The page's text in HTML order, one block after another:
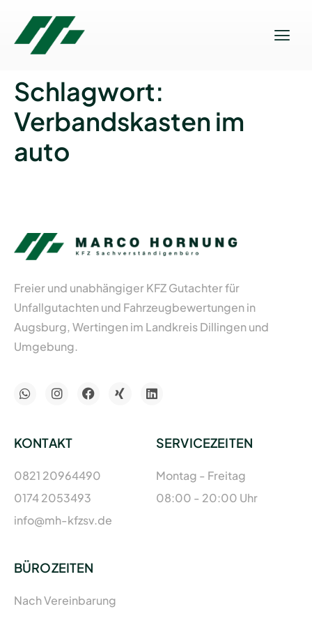
Schlagwort:
Verbandskasten im
auto
Freier und unabhängiger KFZ Gutachter für
Unfallgutachten und Fahrzeugbewertungen in
Augsburg, Wertingen im Landkreis Dillingen und
Umgebung.
KONTAKT
0821 20964490
0174 2053493
info@mh-kfzsv.de
SERVICEZEITEN
Montag - Freitag
08:00 - 20:00 Uhr
BÜROZEITEN
Nach Vereinbarung